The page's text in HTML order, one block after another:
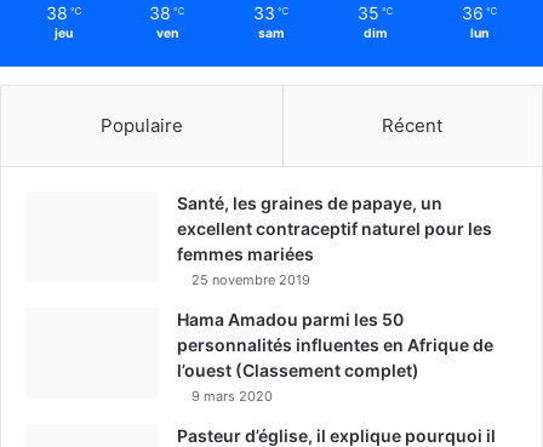
38 ℃
jeu
38 ℃
ven
33 ℃
sam
35 ℃
dim
36 ℃
lun
Populaire Récent
Santé, les graines de papaye, un
excellent contraceptif naturel pour les
femmes mariées
25 novembre 2019
Hama Amadou parmi les 50
personnalités influentes en Afrique de
l’ouest (Classement complet)
9 mars 2020
Pasteur d’église, il explique pourquoi il